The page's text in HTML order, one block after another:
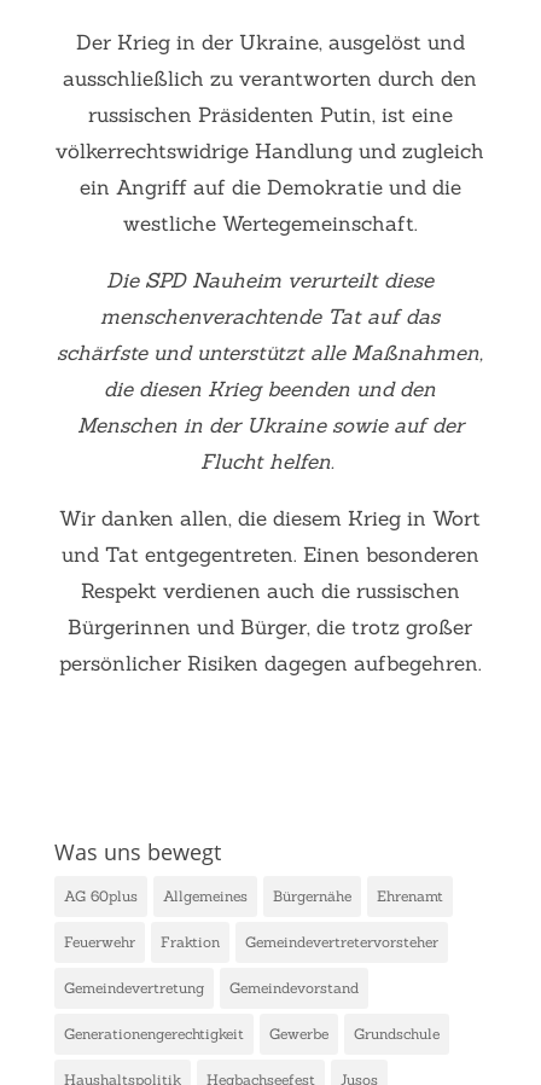
Der Krieg in der Ukraine, ausgelöst und
ausschließlich zu verantworten durch den
russischen Präsidenten Putin, ist eine
völkerrechtswidrige Handlung und zugleich
ein Angriff auf die Demokratie und die
westliche Wertegemeinschaft.
Die SPD Nauheim verurteilt diese
menschenverachtende Tat auf das
schärfste und unterstützt alle Maßnahmen,
die diesen Krieg beenden und den
Menschen in der Ukraine sowie auf der
Flucht helfen.
Wir danken allen, die diesem Krieg in Wort
und Tat entgegentreten. Einen besonderen
Respekt verdienen auch die russischen
Bürgerinnen und Bürger, die trotz großer
persönlicher Risiken dagegen aufbegehren.
Was uns bewegt
AG 60plus Allgemeines Bürgernähe Ehrenamt
Feuerwehr Fraktion Gemeindevertretervorsteher
Gemeindevertretung Gemeindevorstand
Generationengerechtigkeit Gewerbe Grundschule
Haushaltspolitik Hegbachseefest Jusos